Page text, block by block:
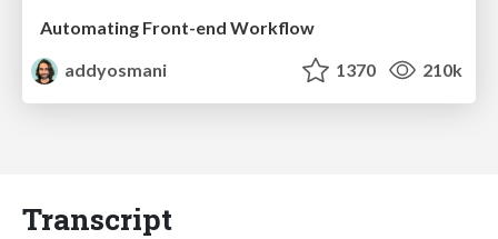
Automating Front-end Workflow
addyosmani
1370 210k
Transcript